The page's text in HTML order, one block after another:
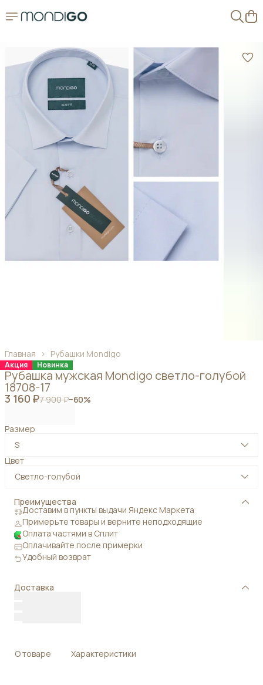
Рубашки Mondigo
Главная ›
Акция Новинка
Рубашка мужская Mondigo светло-голубой
18708-17
3 160 ₽7 900 ₽−60%
Размер
S
Цвет
Светло-голубой
Преимущества
Доставим в пункты выдачи Яндекс Маркета
Примерьте товары и верните неподходящие
Оплата частями в Сплит
Оплачивайте после примерки
Удобный возврат
Доставка
О товаре Характеристики